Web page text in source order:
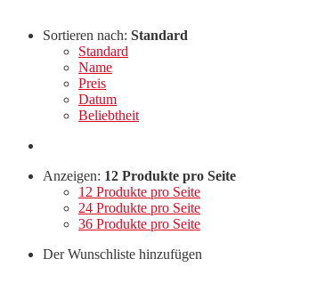
Sortieren nach: Standard
Standard
Name
Preis
Datum
Beliebtheit
Anzeigen: 12 Produkte pro Seite
12 Produkte pro Seite
24 Produkte pro Seite
36 Produkte pro Seite
Der Wunschliste hinzufügen